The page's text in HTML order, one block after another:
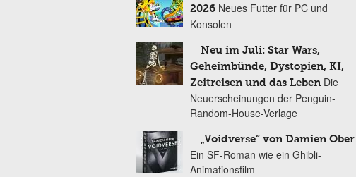
2026 Neues Futter für PC und
Konsolen
Neu im Juli: Star Wars,
Geheimbünde, Dystopien, KI,
Zeitreisen und das Leben Die
Neuerscheinungen der Penguin-
Random-House-Verlage
„Voidverse“ von Damien Ober
Ein SF-Roman wie ein Ghibli-
Animationsfilm